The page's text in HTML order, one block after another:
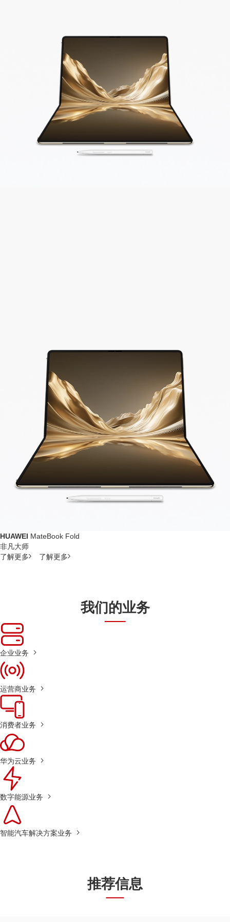
HUAWEI MateBook Fold
非凡大师
了解更多
了解更多
我们的业务
企业业务
运营商业务
消费者业务
华为云业务
数字能源业务
智能汽车解决方案业务
推荐信息